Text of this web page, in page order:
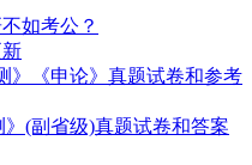
如考公？
》《申论》真题试卷和参考
(副省级)真题试卷和答案